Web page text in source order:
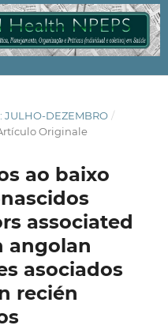
JULHO-DEZEMBRO /
Originale
ao baixo
associated
angolan
asociados
recién